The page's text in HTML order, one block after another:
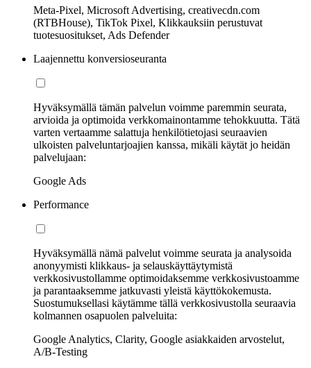
Meta-Pixel, Microsoft Advertising, creativecdn.com
(RTBHouse), TikTok Pixel, Klikkauksiin perustuvat
tuotesuositukset, Ads Defender
Laajennettu konversioseuranta
Hyväksymällä tämän palvelun voimme paremmin seurata,
arvioida ja optimoida verkkomainontamme tehokkuutta. Tätä
varten vertaamme salattuja henkilötietojasi seuraavien
ulkoisten palveluntarjoajien kanssa, mikäli käytät jo heidän
palvelujaan:
Google Ads
Performance
Hyväksymällä nämä palvelut voimme seurata ja analysoida
anonyymisti klikkaus- ja selauskäyttäytymistä
verkkosivustollamme optimoidaksemme verkkosivustoamme
ja parantaaksemme jatkuvasti yleistä käyttökokemusta.
Suostumuksellasi käytämme tällä verkkosivustolla seuraavia
kolmannen osapuolen palveluita:
Google Analytics, Clarity, Google asiakkaiden arvostelut,
A/B-Testing